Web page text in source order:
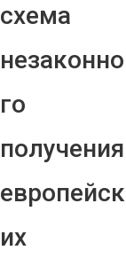
схема
незаконно
го
получения
европейск
их